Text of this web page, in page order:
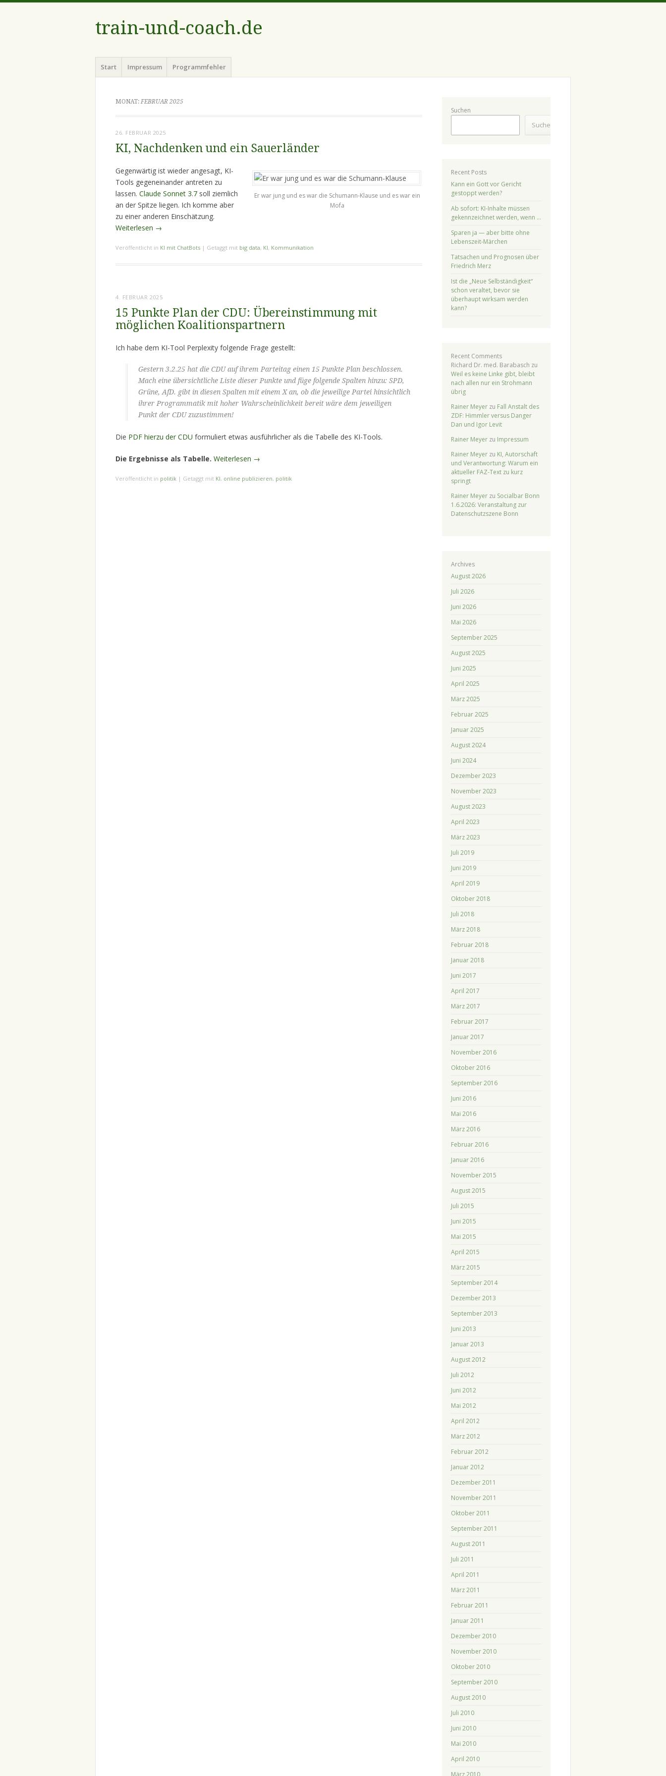
train-und-coach.de
Menü
Zum
Inhalt
Start Impressum Programmfehler
MONAT: FEBRUAR 2025
26. FEBRUAR 2025
KI, Nachdenken und ein Sauerländer
Er war jung und es war die Schumann-Klause und es war ein
Mofa
Gegenwärtig ist wieder angesagt, KI-
Tools gegeneinander antreten zu
lassen. Claude Sonnet 3.7 soll ziemlich
an der Spitze liegen. Ich komme aber
zu einer anderen Einschätzung.
Weiterlesen →
Veröffentlicht in KI mit ChatBots | Getaggt mit big data, KI, Kommunikation
4. FEBRUAR 2025
15 Punkte Plan der CDU: Übereinstimmung mit
möglichen Koalitionspartnern
Ich habe dem KI-Tool Perplexity folgende Frage gestellt:
Gestern 3.2.25 hat die CDU auf ihrem Parteitag einen 15 Punkte Plan beschlossen.
Mach eine übersichtliche Liste dieser Punkte und füge folgende Spalten hinzu: SPD,
Grüne, AfD. gibt in diesen Spalten mit einem X an, ob die jeweilige Partei hinsichtlich
ihrer Programmatik mit hoher Wahrscheinlichkeit bereit wäre dem jeweiligen
Punkt der CDU zuzustimmen!
Die PDF hierzu der CDU formuliert etwas ausführlicher als die Tabelle des KI-Tools.
Die Ergebnisse als Tabelle. Weiterlesen →
Veröffentlicht in politik | Getaggt mit KI, online publizieren, politik
Suchen
Suchen
Recent Posts
Kann ein Gott vor Gericht
gestoppt werden?
Ab sofort: KI-Inhalte müssen
gekennzeichnet werden, wenn …
Sparen ja — aber bitte ohne
Lebenszeit-Märchen
Tatsachen und Prognosen über
Friedrich Merz
Ist die „Neue Selbständigkeit“
schon veraltet, bevor sie
überhaupt wirksam werden
kann?
Recent Comments
Richard Dr. med. Barabasch zu
Weil es keine Linke gibt, bleibt
nach allen nur ein Strohmann
übrig
Rainer Meyerzu Fall Anstalt des
ZDF: Himmler versus Danger
Dan und Igor Levit
Rainer Meyerzu Impressum
Rainer Meyerzu KI, Autorschaft
und Verantwortung: Warum ein
aktueller FAZ-Text zu kurz
springt
Rainer Meyerzu Socialbar Bonn
1.6.2026: Veranstaltung zur
Datenschutzszene Bonn
Archives
August 2026
Juli 2026
Juni 2026
Mai 2026
September 2025
August 2025
Juni 2025
April 2025
März 2025
Februar 2025
Januar 2025
August 2024
Juni 2024
Dezember 2023
November 2023
August 2023
April 2023
März 2023
Juli 2019
Juni 2019
April 2019
Oktober 2018
Juli 2018
März 2018
Februar 2018
Januar 2018
Juni 2017
April 2017
März 2017
Februar 2017
Januar 2017
November 2016
Oktober 2016
September 2016
Juni 2016
Mai 2016
März 2016
Februar 2016
Januar 2016
November 2015
August 2015
Juli 2015
Juni 2015
Mai 2015
April 2015
März 2015
September 2014
Dezember 2013
September 2013
Juni 2013
Januar 2013
August 2012
Juli 2012
Juni 2012
Mai 2012
April 2012
März 2012
Februar 2012
Januar 2012
Dezember 2011
November 2011
Oktober 2011
September 2011
August 2011
Juli 2011
April 2011
März 2011
Februar 2011
Januar 2011
Dezember 2010
November 2010
Oktober 2010
September 2010
August 2010
Juli 2010
Juni 2010
Mai 2010
April 2010